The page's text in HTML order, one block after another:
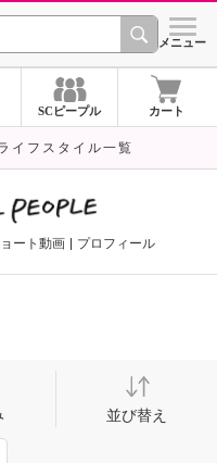
シメニュー
SCピープル カート
イフスタイル一覧
ート動画 プロフィール
並び替え